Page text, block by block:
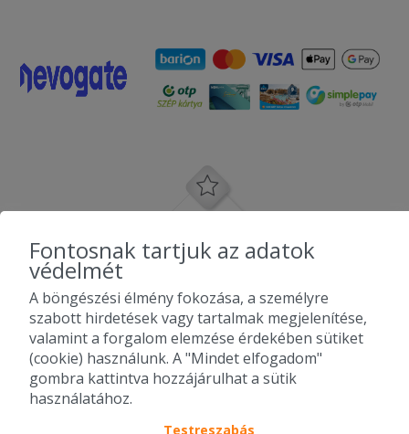
Fontosnak tartjuk az adatok
védelmét
A böngészési élmény fokozása, a személyre
szabott hirdetések vagy tartalmak megjelenítése,
valamint a forgalom elemzése érdekében sütiket
(cookie) használunk. A "Mindet elfogadom"
gombra kattintva hozzájárulhat a sütik
használatához.
Testreszabás